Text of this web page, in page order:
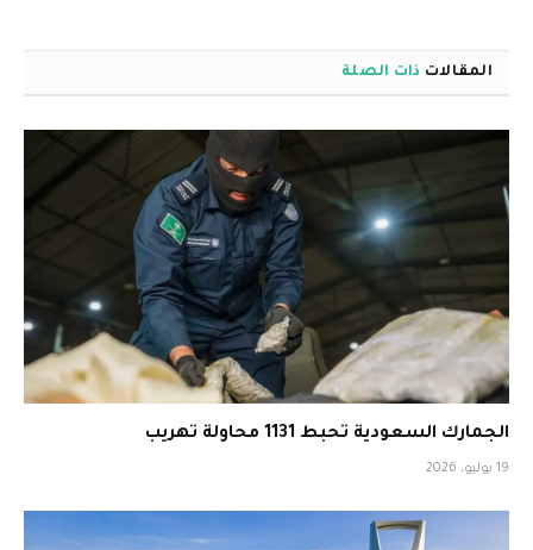
المقالات ذات الصلة
الجمارك السعودية تحبط 1131 محاولة تهريب
19 يوليو، 2026